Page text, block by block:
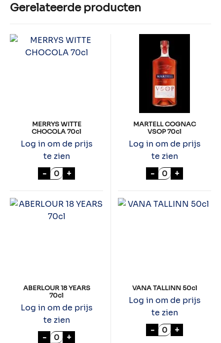
Gerelateerde producten
MERRYS WITTE
CHOCOLA 70cl
Log in om de prijs
te zien
- MERRYS WITTE CHOCOLA 70cl aantal
+
MARTELL COGNAC
VSOP 70cl
Log in om de prijs
te zien
- MARTELL
+
ABERLOUR 18 YEARS
70cl
Log in om de prijs
te zien
- ABERLOUR 18 YEARS 70cl aantal
+
VANA TALLINN 50cl
Log in om de prijs
te zien
- VANA
+